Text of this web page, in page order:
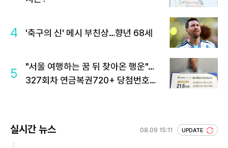
4 '축구의 신' 메시 부친상…향년 68세
5
"서울 여행하는 꿈 뒤 찾아온 행운"…
327회차 연금복권720+ 당첨번호조
실시간 뉴스 08.09 15:11 UPDATE